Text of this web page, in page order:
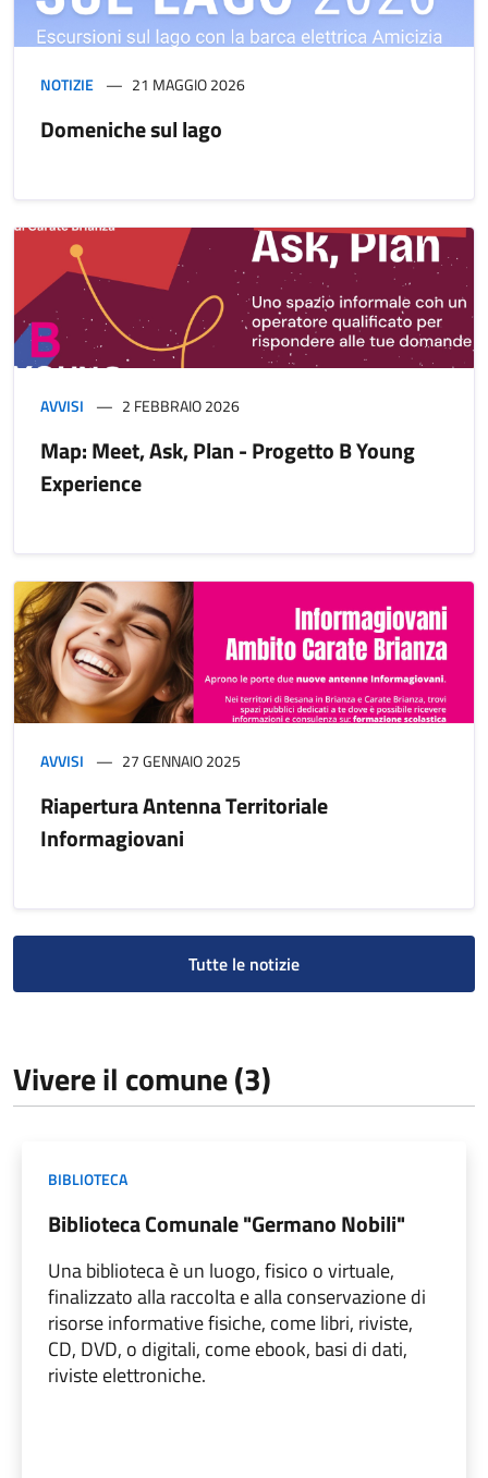
NOTIZIE 21 MAGGIO 2026
Domeniche sul lago
AVVISI 2 FEBBRAIO 2026
Map: Meet, Ask, Plan - Progetto B Young
Experience
AVVISI 27 GENNAIO 2025
Riapertura Antenna Territoriale
Informagiovani
Tutte le notizie
Vivere il comune (3)
BIBLIOTECA
Biblioteca Comunale "Germano Nobili"
Una biblioteca è un luogo, fisico o virtuale,
finalizzato alla raccolta e alla conservazione di
risorse informative fisiche, come libri, riviste,
CD, DVD, o digitali, come ebook, basi di dati,
riviste elettroniche.